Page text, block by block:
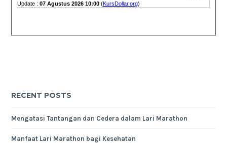
RECENT POSTS
Mengatasi Tantangan dan Cedera dalam Lari Marathon
Manfaat Lari Marathon bagi Kesehatan